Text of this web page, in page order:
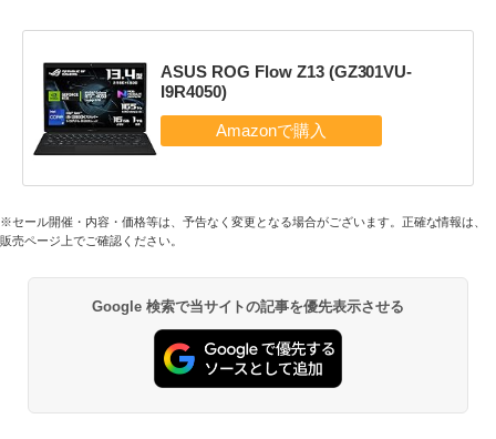
ASUS ROG Flow Z13 (GZ301VU-
I9R4050)
※セール開催・内容・価格等は、予告なく変更となる場合がございます。正確な情報は、
販売ページ上でご確認ください。
Google 検索で当サイトの記事を優先表示させる